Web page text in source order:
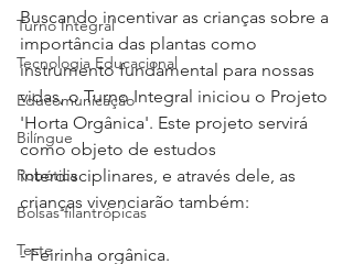
Turno Integral
Tecnologia Educacional
Educomunicação
Bilíngue
Robótica
Bolsas filantrópicas
Teste
Buscando incentivar as crianças sobre a
importância das plantas como
instrumento fundamental para nossas
vidas, o Turno Integral iniciou o Projeto
'Horta Orgânica'. Este projeto servirá
como objeto de estudos
interdisciplinares, e através dele, as
crianças vivenciarão também:
- Feirinha orgânica.